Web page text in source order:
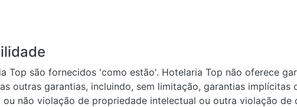
Top são fornecidos 'como estão'. Hotelaria Top não oferece
outras garantias, incluindo, sem limitação, garantias implícitas
não violação de propriedade intelectual ou outra violação de